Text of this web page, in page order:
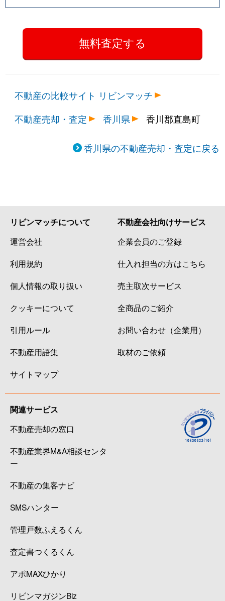
不動産の比較サイト リビンマッチ
不動産売却・査定
香川県 香川郡直島町
香川県の不動産売却・査定に戻る
リビンマッチについて
運営会社
利用規約
個人情報の取り扱い
クッキーについて
引用ルール
不動産用語集
サイトマップ
不動産会社向けサービス
企業会員のご登録
仕入れ担当の方はこちら
売主取次サービス
全商品のご紹介
お問い合わせ（企業用）
取材のご依頼
関連サービス
不動産売却の窓口
不動産業界M&A相談センタ
ー
不動産の集客ナビ
SMSハンター
管理戸数ふえるくん
査定書つくるくん
アポMAXひかり
リビンマガジンBiz